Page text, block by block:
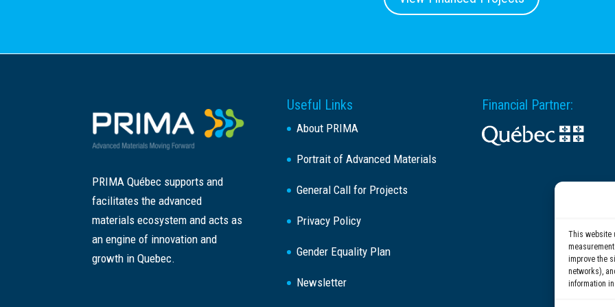
This website
improve the
networks),
information
PRIMA Québec supports and
facilitates the advanced
materials ecosystem and acts as
an engine of innovation and
growth in Quebec.
Useful Links
About PRIMA
Portrait of Advanced Materials
General Call for Projects
Privacy Policy
Gender Equality Plan
Newsletter
Financial Partner: